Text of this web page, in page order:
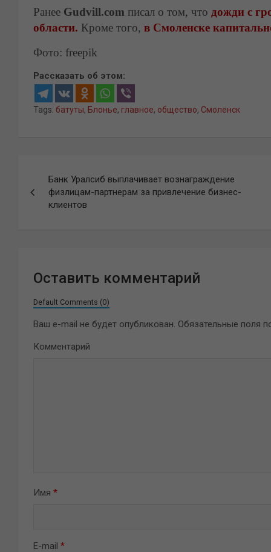
Ранее Gudvill.com писал о том, что дожди с
области. Кроме того, в Смоленске
Фото: freepik
Рассказать об этом:
Tags: батуты, Блонье, главное, общество, Смоленск
по
записям
Банк Уралсиб выплачивает вознаграждение
физлицам-партнерам за привлечение бизнес-
клиентов
Оставить комментарий
Default Comments (0)
Ваш e-mail не будет опубликован. Обязательные поля
Комментарий
Имя *
E-mail *